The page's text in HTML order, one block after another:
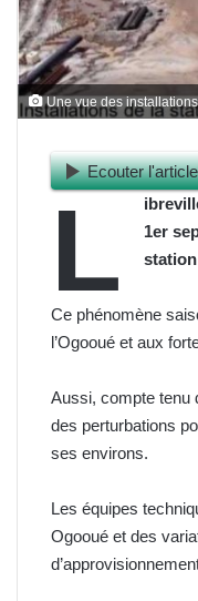
Une vue des
Ecouter l'article
L
1er
Ce phénomène
l’Ogooué et aux
Aussi, compte tenu
des perturbations
ses environs.
Les équipes
Ogooué et des